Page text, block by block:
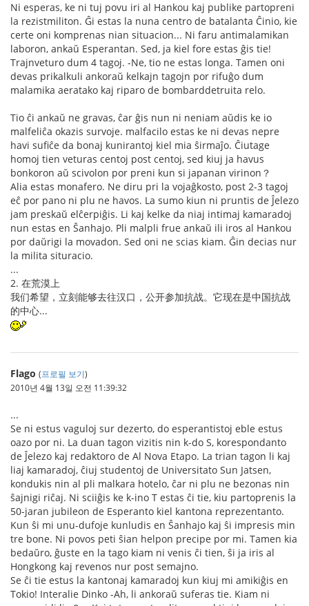
Ni esperas, ke ni tuj povu iri al Hankou kaj publike partopreni
la rezistmiliton. Ĝi estas la nuna centro de batalanta Ĉinio, kie
certe oni komprenas nian situacion... Ni faru antimalamikan
laboron, ankaŭ Esperantan. Sed, ja kiel fore estas ĝis tie!
Trajnveturo dum 4 tagoj. -Ne, tio ne estas longa. Tamen oni
devas prikalkuli ankoraŭ kelkajn tagojn por rifuĝo dum
malamika aeratako kaj riparo de bombarddetruita relo.
Tio ĉi ankaŭ ne gravas, ĉar ĝis nun ni neniam aŭdis ke io
malfeliĉa okazis survoje. malfacilo estas ke ni devas nepre
havi sufiĉe da bonaj kunirantoj kiel mia ŝirmaĵo. Ĉiutage
homoj tien veturas centoj post centoj, sed kiuj ja havus
bonkoron aŭ scivolon por preni kun si japanan virinon？
Alia estas monafero. Ne diru pri la vojaĝkosto, post 2-3 tagoj
eĉ por pano ni plu ne havos. La sumo kiun ni pruntis de Ĵelezo
jam preskaŭ elĉerpiĝis. Li kaj kelke da niaj intimaj kamaradoj
nun estas en Ŝanhajo. Pli malpli frue ankaŭ ili iros al Hankou
por daŭrigi la movadon. Sed oni ne scias kiam. Ĝin decias nur
la milita situracio.
...
2. 在荒漠上
我们希望，立刻能够去往汉口，公开参加抗战。它现在是中国抗战
的中心...
Flago (프로필 보기)
2010년 4월 13일 오전 11:39:32
...
Se ni estus vaguloj sur dezerto, do esperantistoj eble estus
oazo por ni. La duan tagon vizitis nin k-do S, korespondanto
de Ĵelezo kaj redaktoro de Al Nova Etapo. La trian tagon li kaj
liaj kamaradoj, ĉiuj studentoj de Universitato Sun Jatsen,
kondukis nin al pli malkara hotelo, ĉar ni plu ne bezonas nin
ŝajnigi riĉaj. Ni sciiĝis ke k-ino T estas ĉi tie, kiu partoprenis la
50-jaran jubileon de Esperanto kiel kantona reprezentanto.
Kun ŝi mi unu-dufoje kunludis en Ŝanhajo kaj ŝi impresis min
tre bone. Ni povos peti ŝian helpon precipe por mi. Tamen kia
bedaŭro, ĝuste en la tago kiam ni venis ĉi tien, ŝi ja iris al
Hongkong kaj revenos nur post semajno.
Se ĉi tie estus la kantonaj kamaradoj kun kiuj mi amikiĝis en
Tokio! Interalie Dinko -Ah, li ankoraŭ suferas tie. Kiam ni